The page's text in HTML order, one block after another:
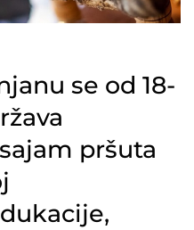
se od 18-
pršuta